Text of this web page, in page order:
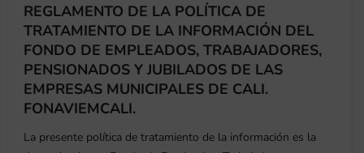
REGLAMENTO DE LA POLÍTICA DE
TRATAMIENTO DE LA INFORMACIÓN DEL
FONDO DE EMPLEADOS, TRABAJADORES,
PENSIONADOS Y JUBILADOS DE LAS
EMPRESAS MUNICIPALES DE CALI.
FONAVIEMCALI.
La presente política de tratamiento de la información es la